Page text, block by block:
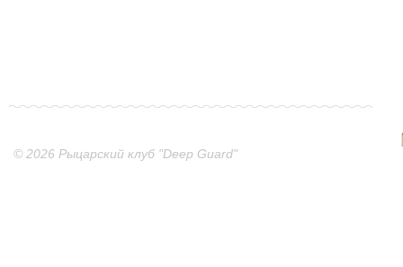
© 2026 Рыцарский клуб "Deep Guard"